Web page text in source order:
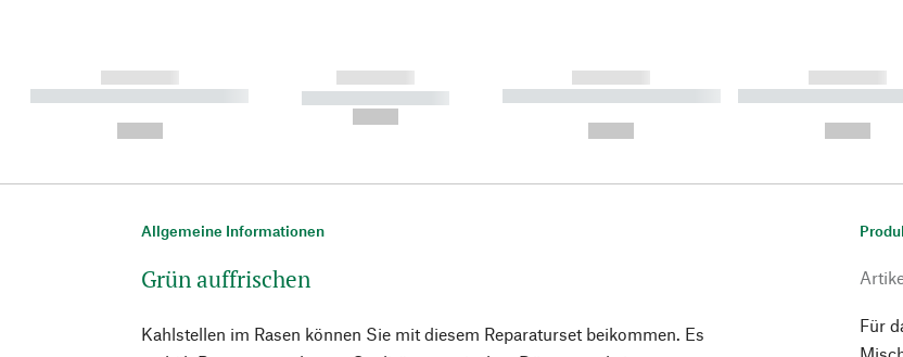
------------
----------- ----------- ----------
------------
----------- -----------
------------
----------- ----------- ----------
------------
----------- -----------
Allgemeine Informationen
Grün auffrischen
Kahlstellen im Rasen können Sie mit diesem Reparaturset beikommen. Es
Für